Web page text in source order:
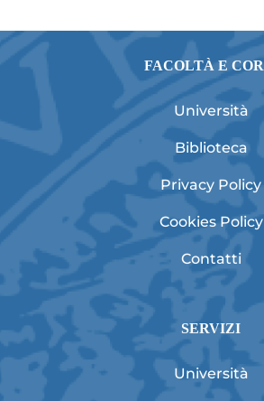
FACOLTÀ E
Università
Biblioteca
Privacy Policy
Cookies Policy
Contatti
SERVIZI
Università